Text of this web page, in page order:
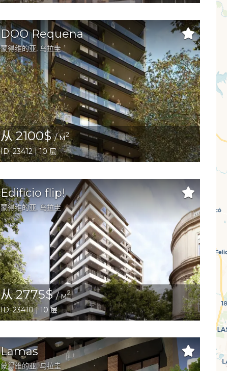
DOO Requena
蒙得维的亚, 乌拉圭
从 2100$/ м2
ID: 23412 | 10 层
Edificio flip!
蒙得维的亚, 乌拉圭
从 2775$/ м2
ID: 23410 | 10 层
Lamas
蒙得维的亚, 乌拉圭